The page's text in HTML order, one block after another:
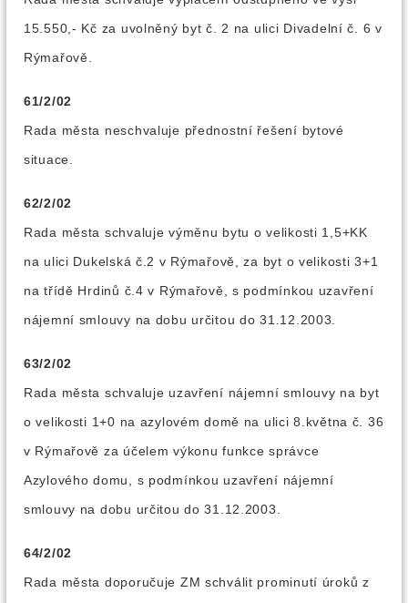
15.550,- Kč za uvolněný byt č. 2 na ulici Divadelní č. 6 v
Rýmařově.
61/2/02
Rada města neschvaluje přednostní řešení bytové
situace.
62/2/02
Rada města schvaluje výměnu bytu o velikosti 1,5+KK
na ulici Dukelská č.2 v Rýmařově, za byt o velikosti 3+1
na třídě Hrdinů č.4 v Rýmařově, s podmínkou uzavření
nájemní smlouvy na dobu určitou do 31.12.2003.
63/2/02
Rada města schvaluje uzavření nájemní smlouvy na byt
o velikosti 1+0 na azylovém domě na ulici 8.května č. 36
v Rýmařově za účelem výkonu funkce správce
Azylového domu, s podmínkou uzavření nájemní
smlouvy na dobu určitou do 31.12.2003.
64/2/02
Rada města doporučuje ZM schválit prominutí úroků z